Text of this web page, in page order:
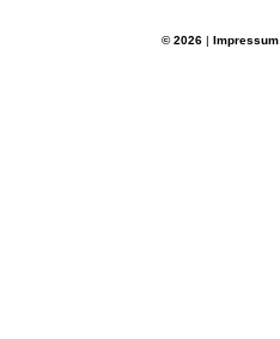
© 2026 | Impressum